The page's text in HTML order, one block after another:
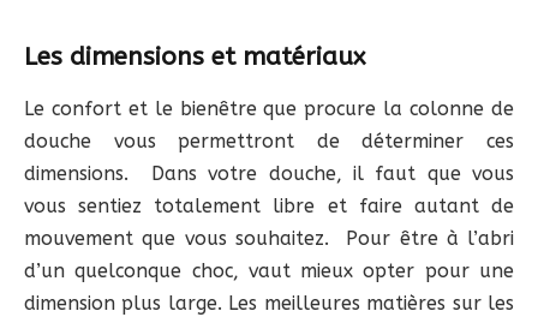
Les dimensions et matériaux
Le confort et le bienêtre que procure la colonne de
douche vous permettront de déterminer ces
dimensions. Dans votre douche, il faut que vous
vous sentiez totalement libre et faire autant de
mouvement que vous souhaitez. Pour être à l’abri
d’un quelconque choc, vaut mieux opter pour une
dimension plus large. Les meilleures matières sur les